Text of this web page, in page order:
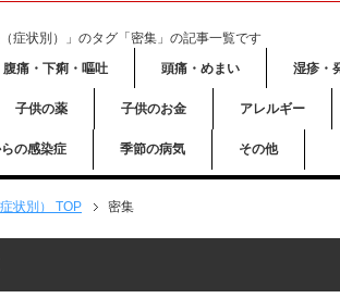
症状別）」のタグ「密集」の記事一覧です
腹痛・下痢・嘔吐 頭痛・めまい 湿疹・
子供の薬 子供のお金 アレルギー
の感染症 季節の病気 その他
状別） TOP 密集